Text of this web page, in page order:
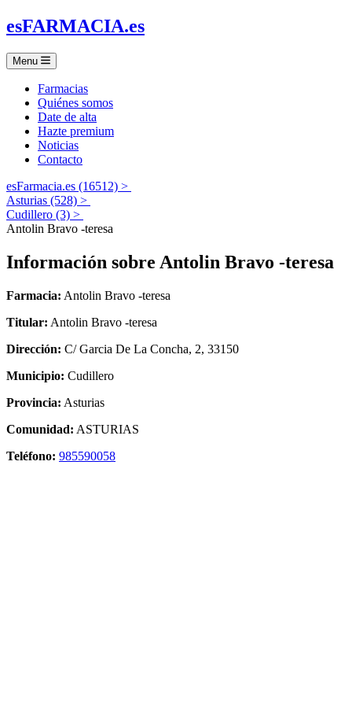
esFARMACIA.es
Menu
Farmacias
Quiénes somos
Date de alta
Hazte premium
Noticias
Contacto
esFarmacia.es (16512) >
Asturias (528) >
Cudillero (3) >
Antolin Bravo -teresa
Información sobre Antolin Bravo -teresa
Farmacia: Antolin Bravo -teresa
Titular: Antolin Bravo -teresa
Dirección: C/ Garcia De La Concha, 2, 33150
Municipio: Cudillero
Provincia: Asturias
Comunidad: ASTURIAS
Teléfono: 985590058